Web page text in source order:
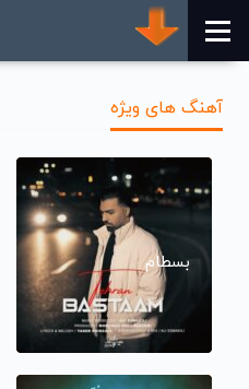
آهنگ های ویژه
بسطام